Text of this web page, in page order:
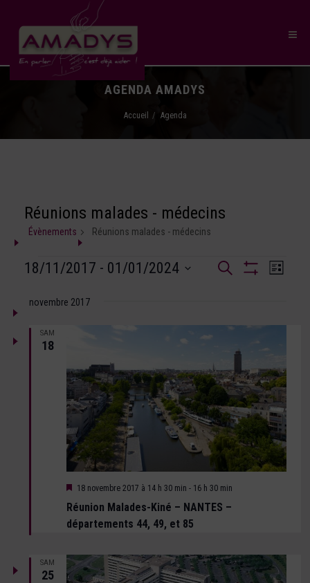
AGENDA AMADYS
Accueil Agenda
Réunions malades - médecins
Évènements Réunions malades - médecins
Recherche
vues
Évènements
Recherche
Liste
18/11/2017 - 01/01/2024
UNE
novembre 2017
SAM
18
Réunion Malades-Kiné – NANTES –
départements 44, 49, et 85
Mis
avant
18 novembre 2017 à 14 h 30 min - 16 h 30 min
SAM
25